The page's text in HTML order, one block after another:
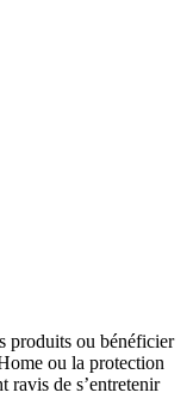
produits ou bénéficier
ou la protection
ravis de s’entretenir